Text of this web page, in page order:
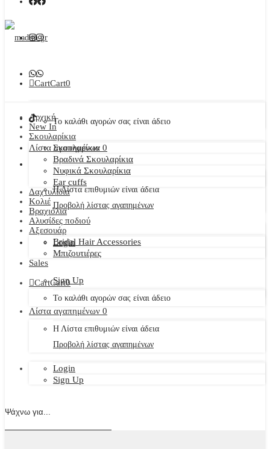
CartCart0
Το καλάθι αγορών σας είναι άδειο
Λίστα αγαπημένων 0
Η Λίστα επιθυμιών είναι άδεια
Προβολή λίστας αγαπημένων
Login
Sign Up
Αρχική
New In
Σκουλαρίκια
Σκουλαρίκια
Βραδινά Σκουλαρίκια
Νυφικά Σκουλαρίκια
Ear cuffs
Δαχτυλίδια
Κολιέ
Βραχιόλια
Αλυσίδες ποδιού
Αξεσουάρ
Bridal Hair Accessories
Μπιζουτιέρες
Sales
CartCart0
Το καλάθι αγορών σας είναι άδειο
Λίστα αγαπημένων 0
Η Λίστα επιθυμιών είναι άδεια
Προβολή λίστας αγαπημένων
Login
Sign Up